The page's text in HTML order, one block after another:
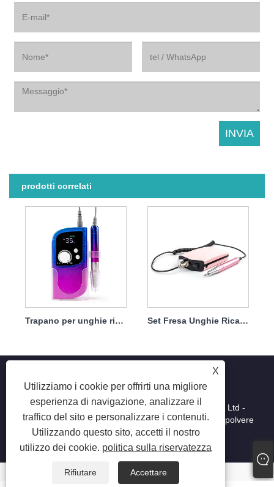
prodotti correlati
Trapano per unghie ricaricabile senza spazzole 45w 35000 giri/min Set Fresa Unghie Ricaricabile Brushless Professionale 45w 35000rpm
X
Utilizziamo i cookie per offrirti una migliore
esperienza di navigazione, analizzare il
traffico del sito e personalizzare i contenuti.
Utilizzando questo sito, accetti il ​​nostro
utilizzo dei cookie. politica sulla riservatezza
Rifiutare Accettare
Copyright © 2025 Shenzhen Ruina Optoelectronic Co., Ltd -
Lampada per unghie, trapano per unghie, collettore di polvere
per unghie - Tutti i diritti riservati.